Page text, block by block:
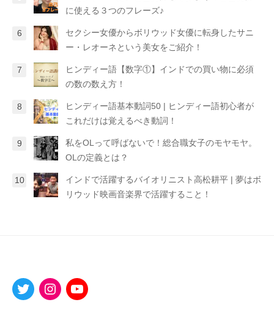
に使える３つのフレーズ♪
セクシー女優からボリウッド女優に転身したサニ
ー・レオーネという美女をご紹介！
ヒンディー語【数字①】インドでの買い物に必須
の数の数え方！
ヒンディー語基本動詞50 | ヒンディー語初心者が
これだけは覚えるべき動詞！
私をOLって呼ばないで！総合職女子のモヤモヤ。
OLの定義とは？
インドで活躍するバイオリニスト高松耕平 | 夢はボ
リウッド映画音楽界で活躍すること！